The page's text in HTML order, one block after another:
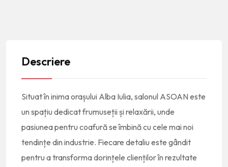
Descriere
Situat în inima orașului Alba Iulia, salonul ASOAN este
un spațiu dedicat frumuseții și relaxării, unde
pasiunea pentru coafură se îmbină cu cele mai noi
tendințe din industrie. Fiecare detaliu este gândit
pentru a transforma dorințele clienților în rezultate